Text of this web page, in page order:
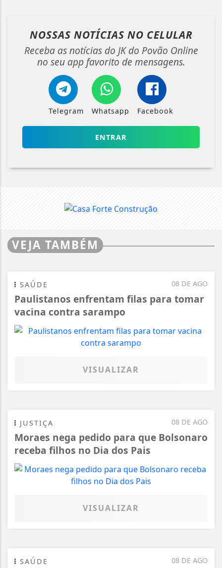
NOSSAS NOTÍCIAS NO CELULAR
Receba as notícias do JK do Povão Online
no seu app favorito de mensagens.
Telegram Whatsapp Facebook
ENTRAR
VEJA TAMBÉM
08 DE AGO
SAÚDE
Paulistanos enfrentam filas para tomar
vacina contra sarampo
VISUALIZAR
08 DE AGO
JUSTIÇA
Moraes nega pedido para que Bolsonaro
receba filhos no Dia dos Pais
VISUALIZAR
08 DE AGO
SAÚDE